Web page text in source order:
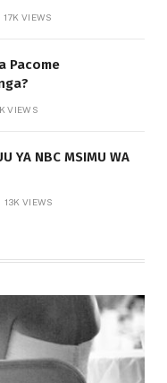
17KVIEWS
Pacome
VIEWS
YA NBC MSIMU WA
13KVIEWS